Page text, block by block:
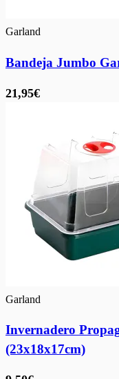
Garland
Bandeja Jumbo
21,95€
Garland
Invernadero
(23x18x17cm)